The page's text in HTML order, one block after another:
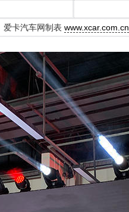
爱卡汽车网制表 www.xcar.com.cn